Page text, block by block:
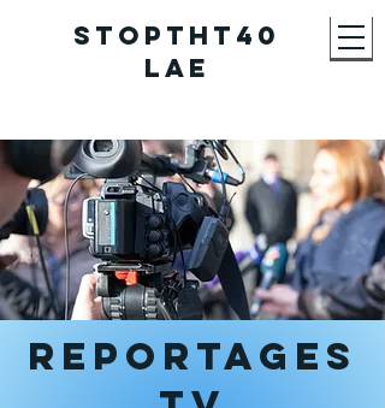
STOPTHT40
LAE
reportages